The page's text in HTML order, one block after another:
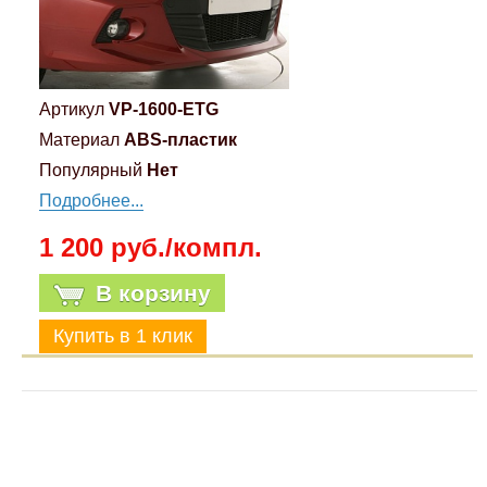
Артикул VP-1600-ETG
Материал ABS-пластик
Популярный Нет
Подробнее...
1 200 руб./компл.
В корзину
Компрессионные фитинги Poliext
Hyundai
Infinity
Kia
Lada
Lexus
Mazda
Флуоресцентные краски
Шпатлевки, штукатурки
Эмали универсальные акриловые
Грунтовки, защитные лаки
Магнитные панели на холодильник